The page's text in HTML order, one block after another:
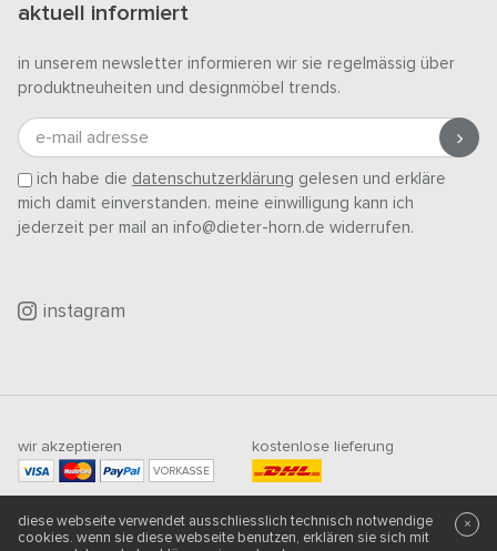
aktuell informiert
in unserem newsletter informieren wir sie regelmässig über
produktneuheiten und designmöbel trends.
e-mail adresse
ich habe die datenschutzerklärung gelesen und erkläre
mich damit einverstanden. meine einwilligung kann ich
jederzeit per mail an info@dieter-horn.de widerrufen.
instagram
wir akzeptieren
VORKASSE
kostenlose lieferung
mindestbestellwert
500CHF
diese webseite verwendet ausschliesslich technisch notwendige
cookies. wenn sie diese webseite benutzen, erklären sie sich mit
×